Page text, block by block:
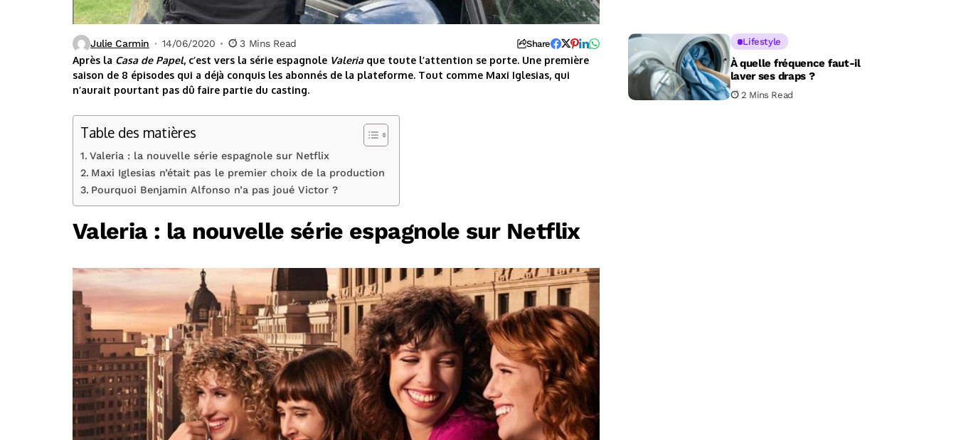
Julie Carmin 14/06/2020 3 Mins Read Share
Après la Casa de Papel, c’est vers la série espagnole Valeriaque toute l’attention se porte. Une première
saison de 8 épisodes qui a déjà conquis les abonnés de la plateforme. Tout comme Maxi Iglesias, qui
n’aurait pourtant pas dû faire partie du casting.
Table des matières
Valeria : la nouvelle série espagnole sur Netflix
Maxi Iglesias n’était pas le premier choix de la production
Pourquoi Benjamin Alfonso n’a pas joué Victor ?
Valeria : la nouvelle série espagnole sur Netflix
Lifestyle
À quelle fréquence faut-il
laver ses draps ?
2 Mins Read